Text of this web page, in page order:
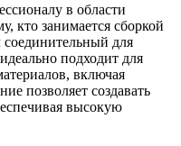
в области
кто занимается сборкой
соединительный для
подходит для
включая
позволяет создавать
высокую